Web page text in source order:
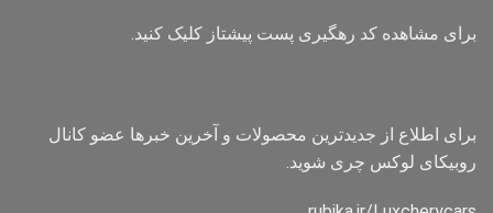
برای مشاهده کد رهگیری پست پیشتاز کلیک کنید.
برای اطلاع از جدیدترین محصولات و آخرین خبرها عضو کانال
روبیکای لوکس چری شوید.